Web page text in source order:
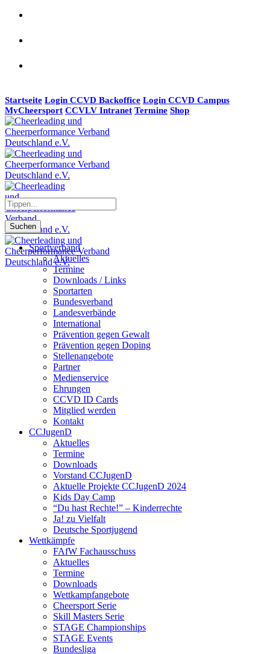
Startseite Login CCVD Backoffice Login CCVD Campus
MyCheersport CCVLV Intranet Termine Shop
Suchen
Sportverband
Aktuelles
Termine
Downloads / Links
Sportarten
Bundesverband
Landesverbände
International
Prävention gegen Gewalt
Prävention gegen Doping
Stellenangebote
Partner
Medienservice
Ehrungen
CCVD ID Cards
Mitglied werden
Kontakt
CCJugenD
Aktuelles
Termine
Downloads
Vorstand CCJugenD
Aktuelle Projekte CCJugenD 2024
Kids Day Camp
“Du hast Rechte!” – Kinderrechte
Ja! zu Vielfalt
Deutsche Sportjugend
Wettkämpfe
FAfW Fachausschuss
Aktuelles
Termine
Downloads
Wettkampfangebote
Cheersport Serie
Skill Masters Serie
STAGE Championships
STAGE Events
Bundesliga